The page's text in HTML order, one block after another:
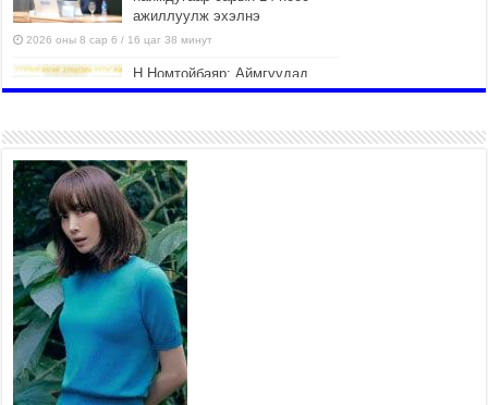
ажиллуулж эхэлнэ
2026 оны 8 сар 6 / 16 цаг 38 минут
Н.Номтойбаяр: Аймгуудад
тулгамдаж буй асуудлуудыг
газрын хуралдаанд
2026 оны 8 сар 6 / 16 цаг 34 минут
УИХ-ын дарга С.Бямбацогт
төрийг төлөөлөн Сутай
хайрхны тэнгэрийг тахих
төрийн тахилгад оролцлоо
2026 оны 8 сар 6 / 16 цаг 30 минут
Байнгын хорооны дарга Г.Тэмүүлэн тэргүүтэй
УИХ-ын гишүүд БНСУ-ын Үндэсний Ассамблейн
гишүүдийг хүлээн авч уулзав
2026 оны 8 сар 6 / 16 цаг 24 минут